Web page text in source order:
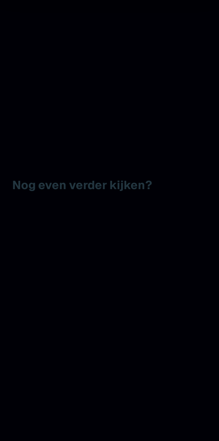
Nog even verder kijken?